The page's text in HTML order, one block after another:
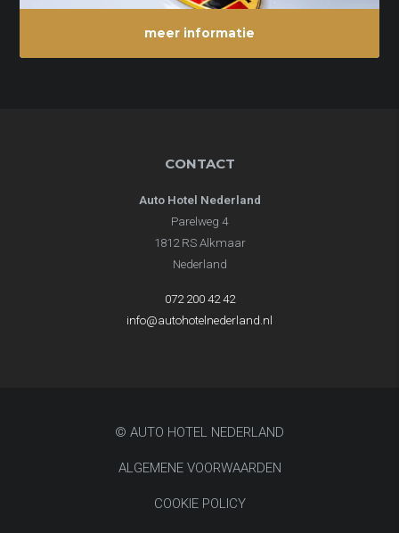
meer informatie
CONTACT
Auto Hotel Nederland
Parelweg 4
1812 RS Alkmaar
Nederland
072 200 42 42
info@autohotelnederland.nl
© AUTO HOTEL NEDERLAND
ALGEMENE VOORWAARDEN
COOKIE POLICY